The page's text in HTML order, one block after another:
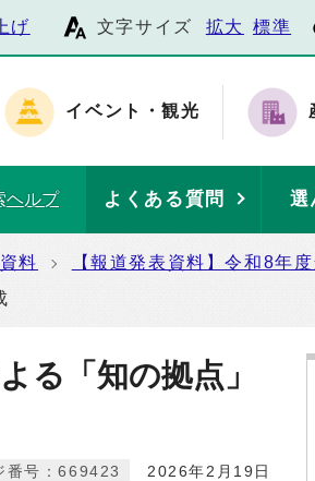
げ 文字サイズ 拡大 標準
イベント・観光
ヘルプ よくある質問 選
料
【報道発表資料】令和8年
る「知の拠点」
2026年2月19日
番号：669423